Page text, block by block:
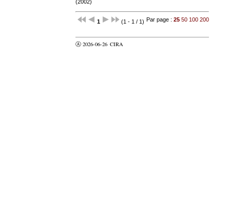
(2002)
1 (1 - 1 / 1) Par page : 25 50 100 200
Ⓐ 2026-06-26 CIRA